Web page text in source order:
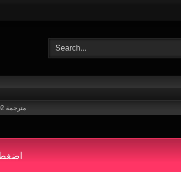
Oide yo! Shiritsu Yarimakuri Gakuen 02 مترجمة